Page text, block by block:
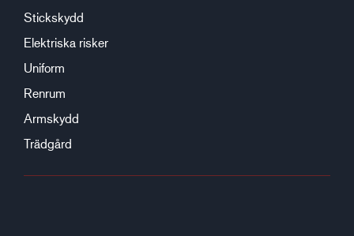
Stickskydd
Elektriska risker
Uniform
Renrum
Armskydd
Trädgård